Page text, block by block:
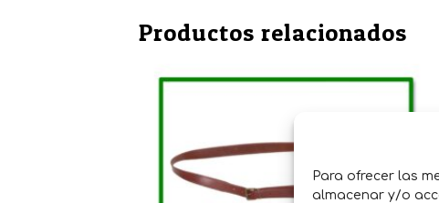
Para ofrecer las
almacenar y/o
Productos relacionados